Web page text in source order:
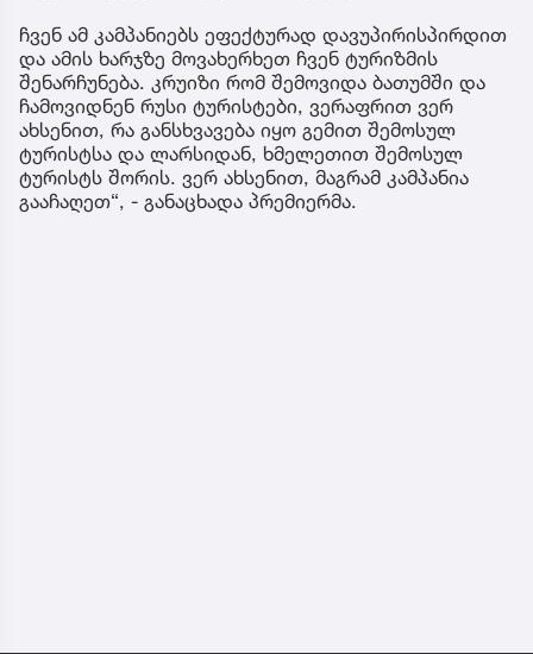
ჩვენ ამ კამპანიებს ეფექტურად დავუპირისპირდით
და ამის ხარჯზე მოვახერხეთ ჩვენ ტურიზმის
შენარჩუნება. კრუიზი რომ შემოვიდა ბათუმში და
ჩამოვიდნენ რუსი ტურისტები, ვერაფრით ვერ
ახსენით, რა განსხვავება იყო გემით შემოსულ
ტურისტსა და ლარსიდან, ხმელეთით შემოსულ
ტურისტს შორის. ვერ ახსენით, მაგრამ კამპანია
გააჩაღეთ“, - განაცხადა პრემიერმა.